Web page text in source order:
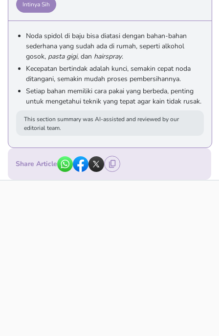
Intinya Sih
Noda spidol di baju bisa diatasi dengan bahan-bahan
sederhana yang sudah ada di rumah, seperti alkohol
gosok, pasta gigi, dan hairspray.
Kecepatan bertindak adalah kunci, semakin cepat noda
ditangani, semakin mudah proses pembersihannya.
Setiap bahan memiliki cara pakai yang berbeda, penting
untuk mengetahui teknik yang tepat agar kain tidak rusak.
This section summary was AI-assisted and reviewed by our
editorial team.
Share Article